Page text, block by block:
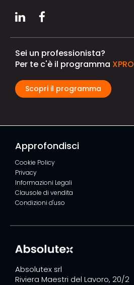
Sei un professionista?
Per te c'è il programma XPRO
Scopri il programma
Approfondisci
Cookie Policy
Privacy
Informazioni Legali
Clausole di vendita
Condizioni d'uso
Absolutex srl
Riviera Maestri del Lavoro, 20/2